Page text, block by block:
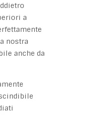
a
nostra
anche da